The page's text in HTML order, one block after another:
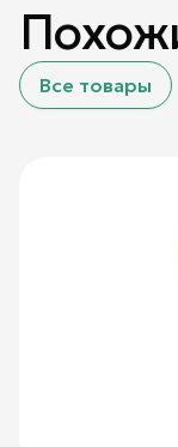
Все товары